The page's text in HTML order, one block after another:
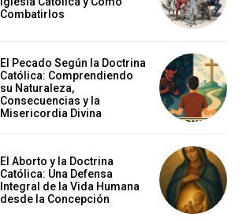
Combatirlos
El Pecado Según la Doctrina
Católica: Comprendiendo
su Naturaleza,
Consecuencias y la
Misericordia Divina
El Aborto y la Doctrina
Católica: Una Defensa
Integral de la Vida Humana
desde la Concepción